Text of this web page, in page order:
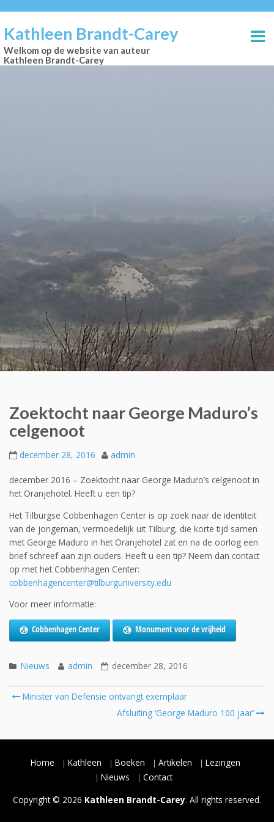
Kathleen Brandt-Carey
Welkom op de website van auteur
Kathleen Brandt-Carey
Zoektocht naar George Maduro’s
celgenoot
december 28, 2016 admin
december 2016 – Zoektocht naar George Maduro’s celgenoot in
het Oranjehotel. Heeft u een tip?
Het Tilburgse Cobbenhagen Center is op zoek naar de identiteit
van de jongeman, vermoedelijk uit Tilburg, die korte tijd samen
met George Maduro in het Oranjehotel zat en na de oorlog een
brief schreef aan zijn ouders. Heeft u een tip? Neem dan contact
op met het Cobbenhagen Center:
cobbenhagencenter@tilburguniversity.edu
Voor meer informatie:
Cobbenhagen Center Monument voor de vrijheid
Nieuws admin december 28, 2016
Post
Minister van Defensie ontvangt exemplaar
Afsluiting ‘George Maduro 100 jaar’
Home Kathleen Boeken Artikelen
Lezingen
Nieuws
Contact
Copyright © 2026 Kathleen Brandt-Carey. All rights reserved.